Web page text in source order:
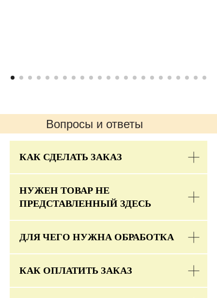
Вопросы и ответы
КАК СДЕЛАТЬ ЗАКАЗ
НУЖЕН ТОВАР НЕ
ПРЕДСТАВЛЕННЫЙ ЗДЕСЬ
ДЛЯ ЧЕГО НУЖНА ОБРАБОТКА
КАК ОПЛАТИТЬ ЗАКАЗ